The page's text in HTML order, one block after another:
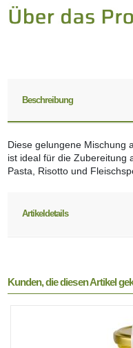
Beschreibung
Diese gelungene Mischung
ist ideal für die Zubereitung
Pasta, Risotto und
Artikeldetails
Kunden, die diesen Artikel